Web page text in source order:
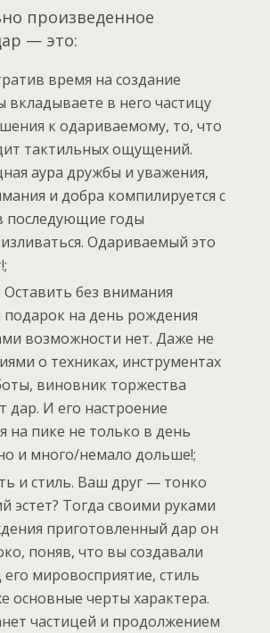
произведенное
— это:
время на создание
вкладываете в него частицу
к одариваемому, то, что
тактильных ощущений.
аура дружбы и уважения,
и добра компилируется с
последующие годы
Одариваемый это
Оставить без внимания
на день рождения
возможности нет. Даже не
о техниках, инструментах
виновник торжества
дар. И его настроение
на пике не только в день
и много/немало дольше!;
и стиль. Ваш друг — тонко
эстет? Тогда своими руками
приготовленный дар он
поняв, что вы создавали
мировосприятие, стиль
основные черты характера.
частицей и продолжением